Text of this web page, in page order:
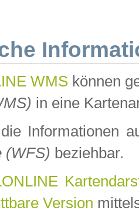
WMS können
in eine
Informationen
(WFS) beziehbar.
Version